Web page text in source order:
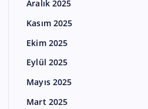
Aralık 2025
Kasım 2025
Ekim 2025
Eylül 2025
Mayıs 2025
Mart 2025